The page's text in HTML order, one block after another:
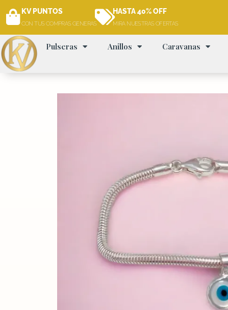
KV PUNTOS
CON TUS COMPRAS GENERAS
HASTA 40% OFF
MIRA NUESTRAS OFERTAS
Pulseras Anillos Caravanas